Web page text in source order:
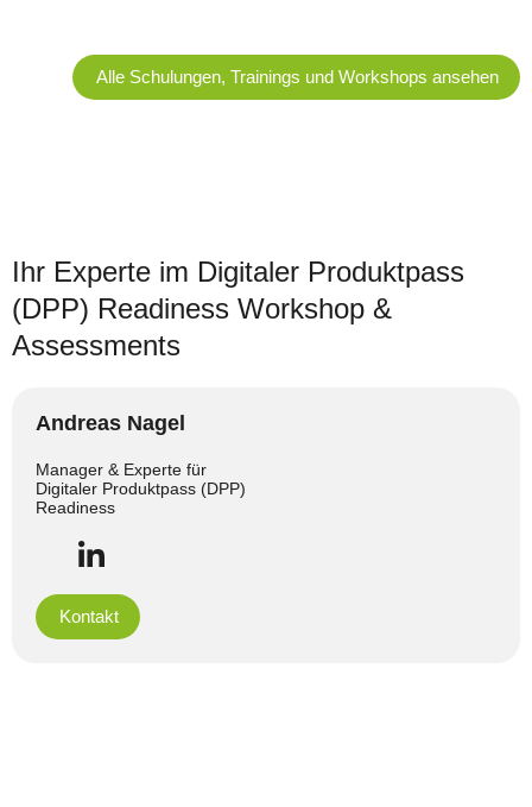
Alle Schulungen, Trainings und Workshops ansehen
Ihr Experte im Digitaler Produktpass
(DPP) Readiness Workshop &
Assessments
Andreas Nagel
Manager & Experte für
Digitaler Produktpass (DPP)
Readiness
Kontakt